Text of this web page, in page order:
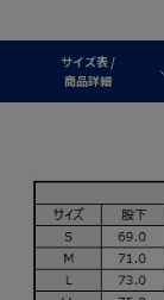
サイズ表 /
商品詳細